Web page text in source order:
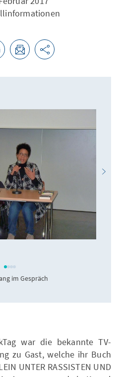
im Gespräch
war die bekannte TV-
zu Gast, welche ihr Buch
UNTER RASSISTEN UND